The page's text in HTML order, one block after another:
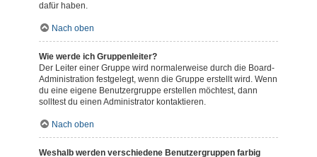
dafür haben.
Nach oben
Wie werde ich Gruppenleiter?
Der Leiter einer Gruppe wird normalerweise durch die Board-
Administration festgelegt, wenn die Gruppe erstellt wird. Wenn
du eine eigene Benutzergruppe erstellen möchtest, dann
solltest du einen Administrator kontaktieren.
Nach oben
Weshalb werden verschiedene Benutzergruppen farbig